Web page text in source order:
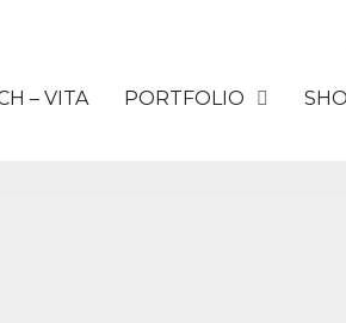
– VITA PORTFOLIO